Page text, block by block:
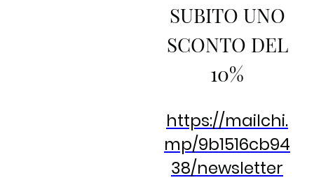
SUBITO UNO
SCONTO DEL
10%
https://mailchi.
mp/9b1516cb94
38/newsletter